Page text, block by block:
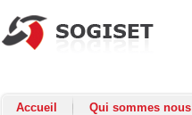
Accueil Qui sommes nous